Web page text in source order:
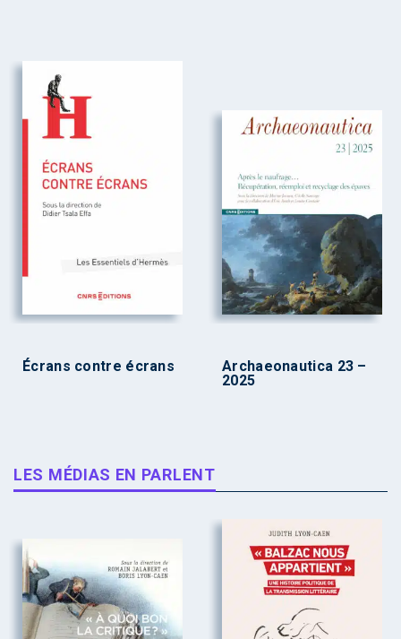
Écrans contre écrans
Archaeonautica 23 –
2025
LES MÉDIAS EN PARLENT